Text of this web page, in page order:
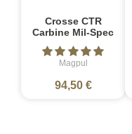
Crosse CTR
Carbine Mil-Spec
Magpul
94,50 €